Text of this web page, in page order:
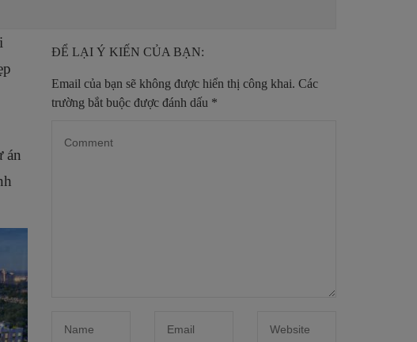
án
ĐỂ LẠI Ý KIẾN CỦA BẠN:
Email của bạn sẽ không được hiển thị công khai. Các
trường bắt buộc được đánh dấu *